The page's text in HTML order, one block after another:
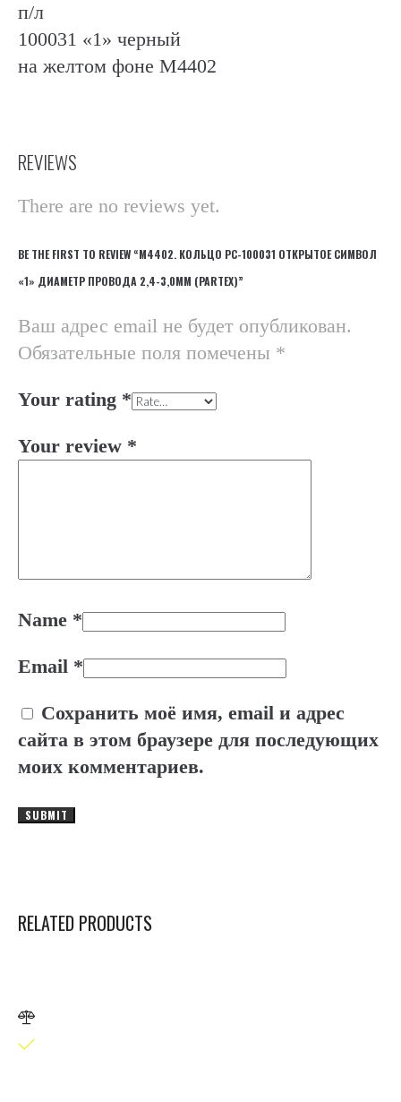
п/л
100031 «1» черный
на желтом фоне М4402
REVIEWS
There are no reviews yet.
BE THE FIRST TO REVIEW “М4402. КОЛЬЦО РC-100031 ОТКРЫТОЕ СИМВОЛ
«1» ДИАМЕТР ПРОВОДА 2,4-3,0ММ (PARTEX)”
Ваш адрес email не будет опубликован.
Обязательные поля помечены *
Your rating *
Your review *
Name *
Email *
Сохранить моё имя, email и адрес
сайта в этом браузере для последующих
моих комментариев.
RELATED PRODUCTS